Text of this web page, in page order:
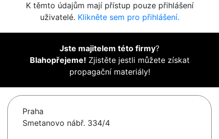
K těmto údajům mají přístup pouze přihlášení
uživatelé. Klikněte sem pro přihlášení.
Jste majitelem této firmy?
Blahopřejeme! Zjistěte jestli můžete získat
propagační materiály!
Praha
Smetanovo nábř. 334/4